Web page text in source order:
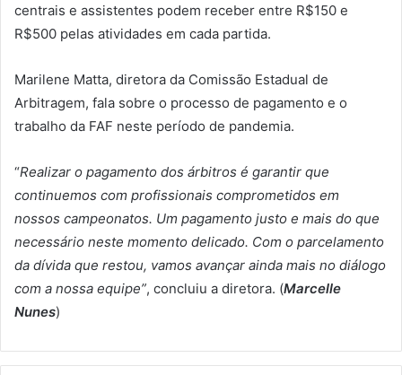
centrais e assistentes podem receber entre R$150 e
R$500 pelas atividades em cada partida.
Marilene Matta, diretora da Comissão Estadual de
Arbitragem, fala sobre o processo de pagamento e o
trabalho da FAF neste período de pandemia.
“Realizar o pagamento dos árbitros é garantir que
continuemos com profissionais comprometidos em
nossos campeonatos. Um pagamento justo e mais do que
necessário neste momento delicado. Com o parcelamento
da dívida que restou, vamos avançar ainda mais no diálogo
com a nossa equipe”, concluiu a diretora. (Marcelle
Nunes)